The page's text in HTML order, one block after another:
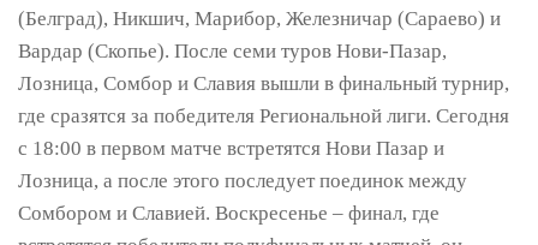
(Белград), Никшич, Марибор, Железничар (Сараево) и
Вардар (Скопье). После семи туров Нови-Пазар,
Лозница, Сомбор и Славия вышли в финальный турнир,
где сразятся за победителя Региональной лиги. Сегодня
с 18:00 в первом матче встретятся Нови Пазар и
Лозница, а после этого последует поединок между
Сомбором и Славией. Воскресенье – финал, где